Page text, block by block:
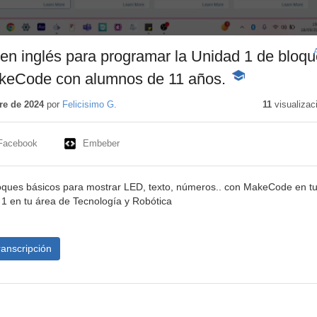
inglés para programar la Unidad 1 de
con alumnos de 11 años.
-
educativo
de 2024por Felicisimo G. 11
Embeber
básicos para mostrar LED, texto, números.. con MakeCode en tu
en tu área de Tecnología y Robótica